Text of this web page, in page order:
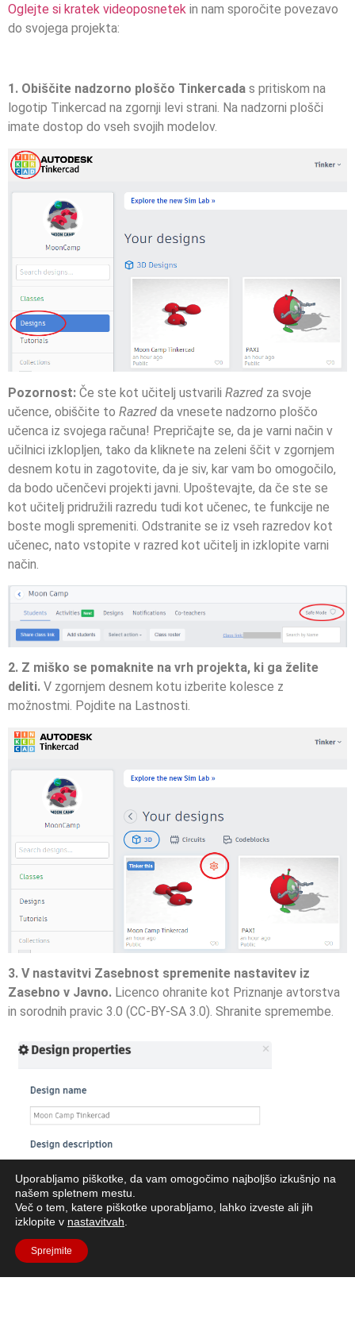
Oglejte si kratek videoposnetek in nam sporočite povezavo
do svojega projekta:
1. Obiščite nadzorno ploščo Tinkercada s pritiskom na
logotip Tinkercad na zgornji levi strani. Na nadzorni plošči
imate dostop do vseh svojih modelov.
Pozornost: Če ste kot učitelj ustvarili Razred za svoje
učence, obiščite to Razred da vnesete nadzorno ploščo
učenca iz svojega računa! Prepričajte se, da je varni način v
učilnici izklopljen, tako da kliknete na zeleni ščit v zgornjem
desnem kotu in zagotovite, da je siv, kar vam bo omogočilo,
da bodo učenčevi projekti javni. Upoštevajte, da če ste se
kot učitelj pridružili razredu tudi kot učenec, te funkcije ne
boste mogli spremeniti. Odstranite se iz vseh razredov kot
učenec, nato vstopite v razred kot učitelj in izklopite varni
način.
2. Z miško se pomaknite na vrh projekta, ki ga želite
deliti. V zgornjem desnem kotu izberite kolesce z
možnostmi. Pojdite na Lastnosti.
3. V nastavitvi Zasebnost spremenite nastavitev iz
Zasebno v Javno. Licenco ohranite kot Priznanje avtorstva
in sorodnih pravic 3.0 (CC-BY-SA 3.0). Shranite spremembe.
Uporabljamo piškotke, da vam omogočimo najboljšo izkušnjo na
našem spletnem mestu.
Več o tem, katere piškotke uporabljamo, lahko izveste ali jih
izklopite v nastavitvah
Sprejmite